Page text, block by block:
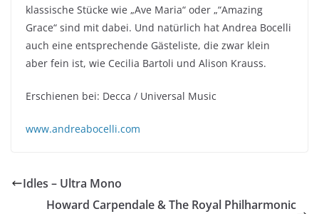
klassische Stücke wie „Ave Maria“ oder „“Amazing
Grace“ sind mit dabei. Und natürlich hat Andrea Bocelli
auch eine entsprechende Gästeliste, die zwar klein
aber fein ist, wie Cecilia Bartoli und Alison Krauss.
Erschienen bei: Decca / Universal Music
www.andreabocelli.com
Idles – Ultra Mono
Howard Carpendale & The Royal Philharmonic